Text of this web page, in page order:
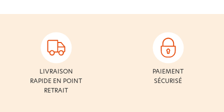
LIVRAISON
RAPIDE EN POINT
RETRAIT
PAIEMENT
SÉCURISÉ